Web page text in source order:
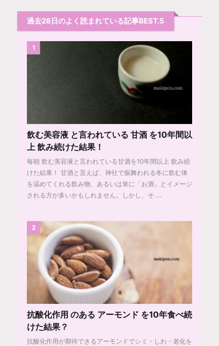
過去28日のよく読まれている記事BEST.5
1
飲む美容液 と言われている 甘酒 を10年間以
上 飲み続けた結果！
毎朝 飲む美容液と言われている甘酒を10年間以上 飲み続
けた結果！ 甘酒と言えば、神社で振舞われる冬に飲む体
を温めてくれる飲み物、あるいは単に「お酒」とイメージ
される方が多いかもしれません。しかし、そ ...
2
抗酸化作用 のある アーモンド を10年食べ続
けた結果？
抗酸化作用が期待できるアーモンドでシミ・しわ・老化を